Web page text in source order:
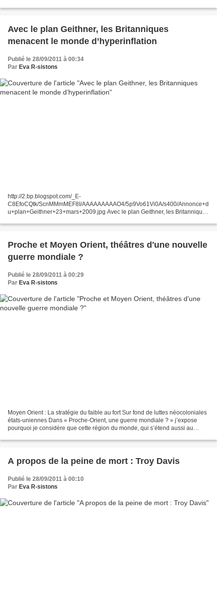
Avec le plan Geithner, les Britanniques
menacent le monde d’hyperinflation
Publié le 28/09/2011 à 00:34
Par Eva R-sistons
http://2.bp.blogspot.com/_E-
C8EfoCQtk/ScnMMmMEF8I/AAAAAAAAAO4/5p9Vo61Vi0A/s400/Annonce+d
u+plan+Geithner+23+mars+2009.jpg Avec le plan Geithner, les Britanniques
Solidarité) — L’inimitable...
Proche et Moyen Orient, théâtres d'une nouvelle
guerre mondiale ?
Publié le 28/09/2011 à 00:29
Par Eva R-sistons
Moyen Orient : La stratégie du faible au fort Sur fond de luttes néocoloniales
états-uniennes Dans « Proche-Orient, une guerre mondiale ? » j’expose
pourquoi je considère que cette région du monde, qui s’étend aussi au
A propos de la peine de mort : Troy Davis
Publié le 28/09/2011 à 00:10
Par Eva R-sistons